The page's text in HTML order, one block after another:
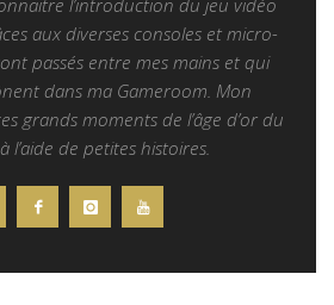
aux diverses consoles et micro-
passés entre mes mains et qui
dans ma Gameroom. Mon
grands moments de l’âge d’or du
l’aide de petites histoires.